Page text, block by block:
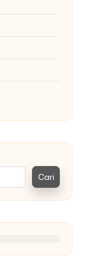
Cari